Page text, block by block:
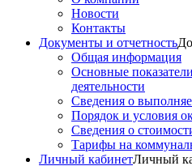
Новости
Контакты
Документы и отчетность
Общая информация
Основные
деятельности
Сведения о
Порядок и условия
Сведения о
Тарифы на
Личный кабинетЛичный